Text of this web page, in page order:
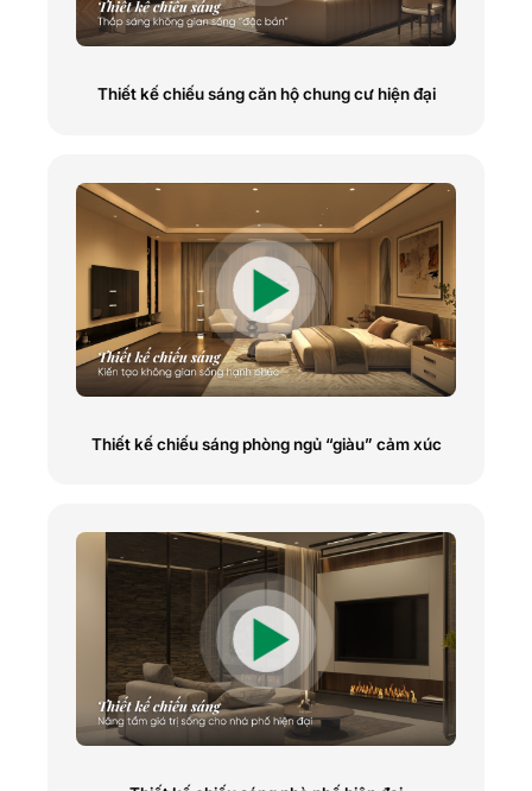
Thiết kế chiếu sáng căn hộ chung cư hiện đại
Thiết kế chiếu sáng phòng ngủ “giàu” cảm xúc